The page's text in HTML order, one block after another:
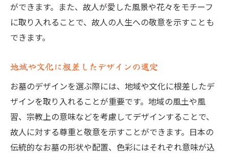
故人の愛したものを取り入れたデザイン
趣味に基づくユニークなデザイン例
趣味でつながる家族の絆を強めるデザイン
カスタマイズで趣味を表現するためのヒン
思い出を刻むお墓のデザインが家族の絆を深め
る
家族の歴史を刻むデザインの工夫
ができます。また、故人が愛した風景や花々をモチーフ
に取り入れることで、故人の人生への敬意を示すことも
できます。
地域や文化に根差したデザインの選定
お墓のデザインを選ぶ際には、地域や文化に根差したデ
ザインを取り入れることが重要です。地域の風土や風
習、宗教上の意味などを考慮してデザインすることで、
故人に対する尊重と敬意を示すことができます。日本の
伝統的なお墓の形状や配置、色彩にはそれぞれ意味が込